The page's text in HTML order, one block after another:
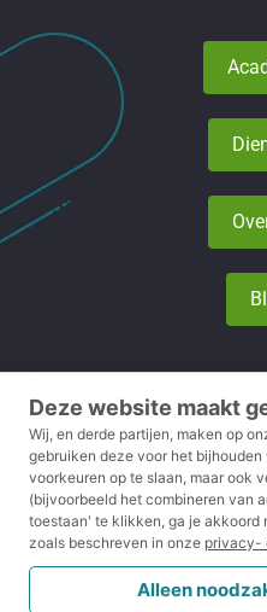
Deze website maakt
Wij, en derde partijen, maken op
gebruiken deze voor het
voorkeuren op te slaan, maar ook
(bijvoorbeeld het combineren van
toestaan' te klikken, ga je akkoord
zoals beschreven in onze privacy-
Alleen
Privacy- en